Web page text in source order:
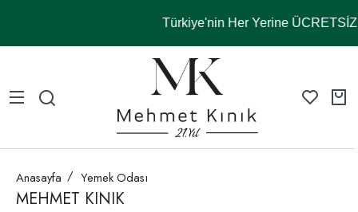
Türkiye'nin Her Yerine ÜCRETSİZ
Anasayfa Yemek Odası
MEHMET KINIK